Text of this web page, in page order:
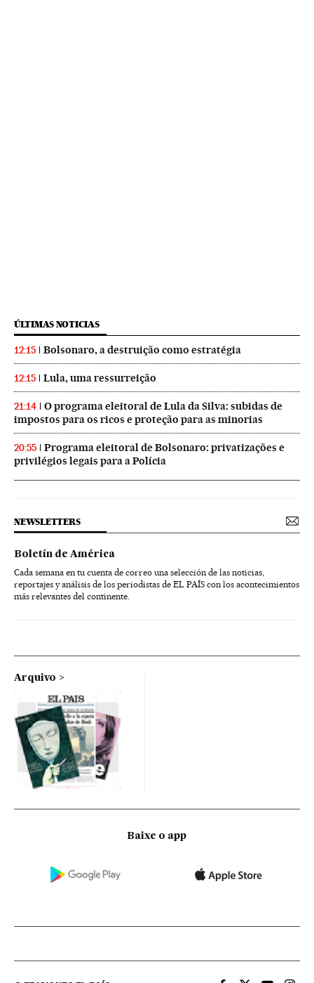
ÚLTIMAS NOTICIAS
12:15 Bolsonaro, a destruição como estratégia
12:15 Lula, uma ressurreição
21:14
O programa eleitoral de Lula da Silva: subidas de
impostos para os ricos e proteção para as minorias
20:55
Programa eleitoral de Bolsonaro: privatizações e
privilégios legais para a Polícia
NEWSLETTERS
Boletín de América
Cada semana en tu cuenta de correo una selección de las noticias,
reportajes y análisis de los periodistas de EL PAÍS con los acontecimientos
más relevantes del continente.
Arquivo
Baixe o app